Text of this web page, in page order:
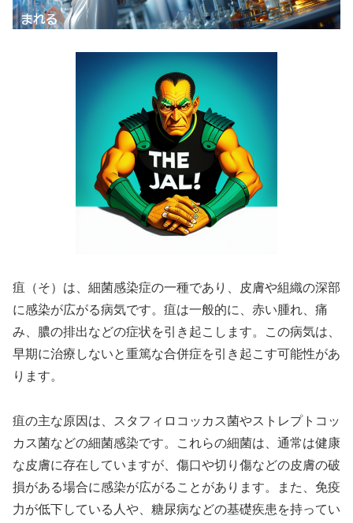
疽（そ）は、細菌感染症の一種であり、皮膚や組織の深部
に感染が広がる病気です。疽は一般的に、赤い腫れ、痛
み、膿の排出などの症状を引き起こします。この病気は、
早期に治療しないと重篤な合併症を引き起こす可能性があ
ります。
疽の主な原因は、スタフィロコッカス菌やストレプトコッ
カス菌などの細菌感染です。これらの細菌は、通常は健康
な皮膚に存在していますが、傷口や切り傷などの皮膚の破
損がある場合に感染が広がることがあります。また、免疫
力が低下している人や、糖尿病などの基礎疾患を持ってい